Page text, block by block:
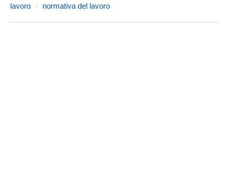
lavoro
normativa del lavoro